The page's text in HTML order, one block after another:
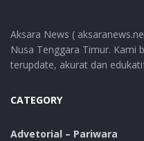
Aksara News (
Nusa Tenggara Timur. Kami
terupdate, akurat dan
CATEGORY
Advetorial – Pariwara